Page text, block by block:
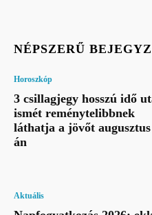
NÉPSZERŰ
Horoszkóp
3 csillagjegy hosszú idő
ismét reménytelibbnek
láthatja a jövőt
án
Aktuális